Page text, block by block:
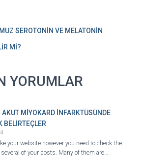
SEROTONİN VE MELATONİN
Mİ?
YORUMLAR
AKUT MİYOKARD İNFARKTÜSÜNDE
BELİRTEÇLER
your website however you need to check the
of your posts. Many of them are…